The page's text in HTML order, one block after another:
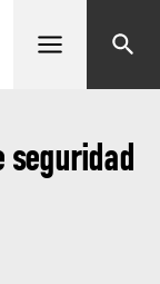
Abrir menúBuscar
seguridad